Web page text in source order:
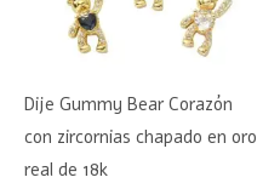
Dije Gummy Bear Corazón
con zircornias chapado en oro
real de 18k